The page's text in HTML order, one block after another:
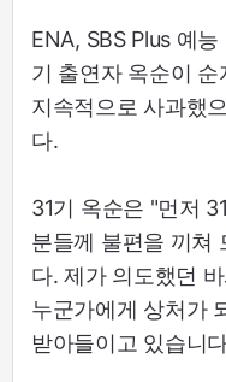
ENA, SBS Plus 예
기 출연자 옥순이
지속적으로 사과했
다.
31기 옥순은 "먼저
분들께 불편을 끼쳐
다. 제가 의도했던
누군가에게 상처가
받아들이고 있습니